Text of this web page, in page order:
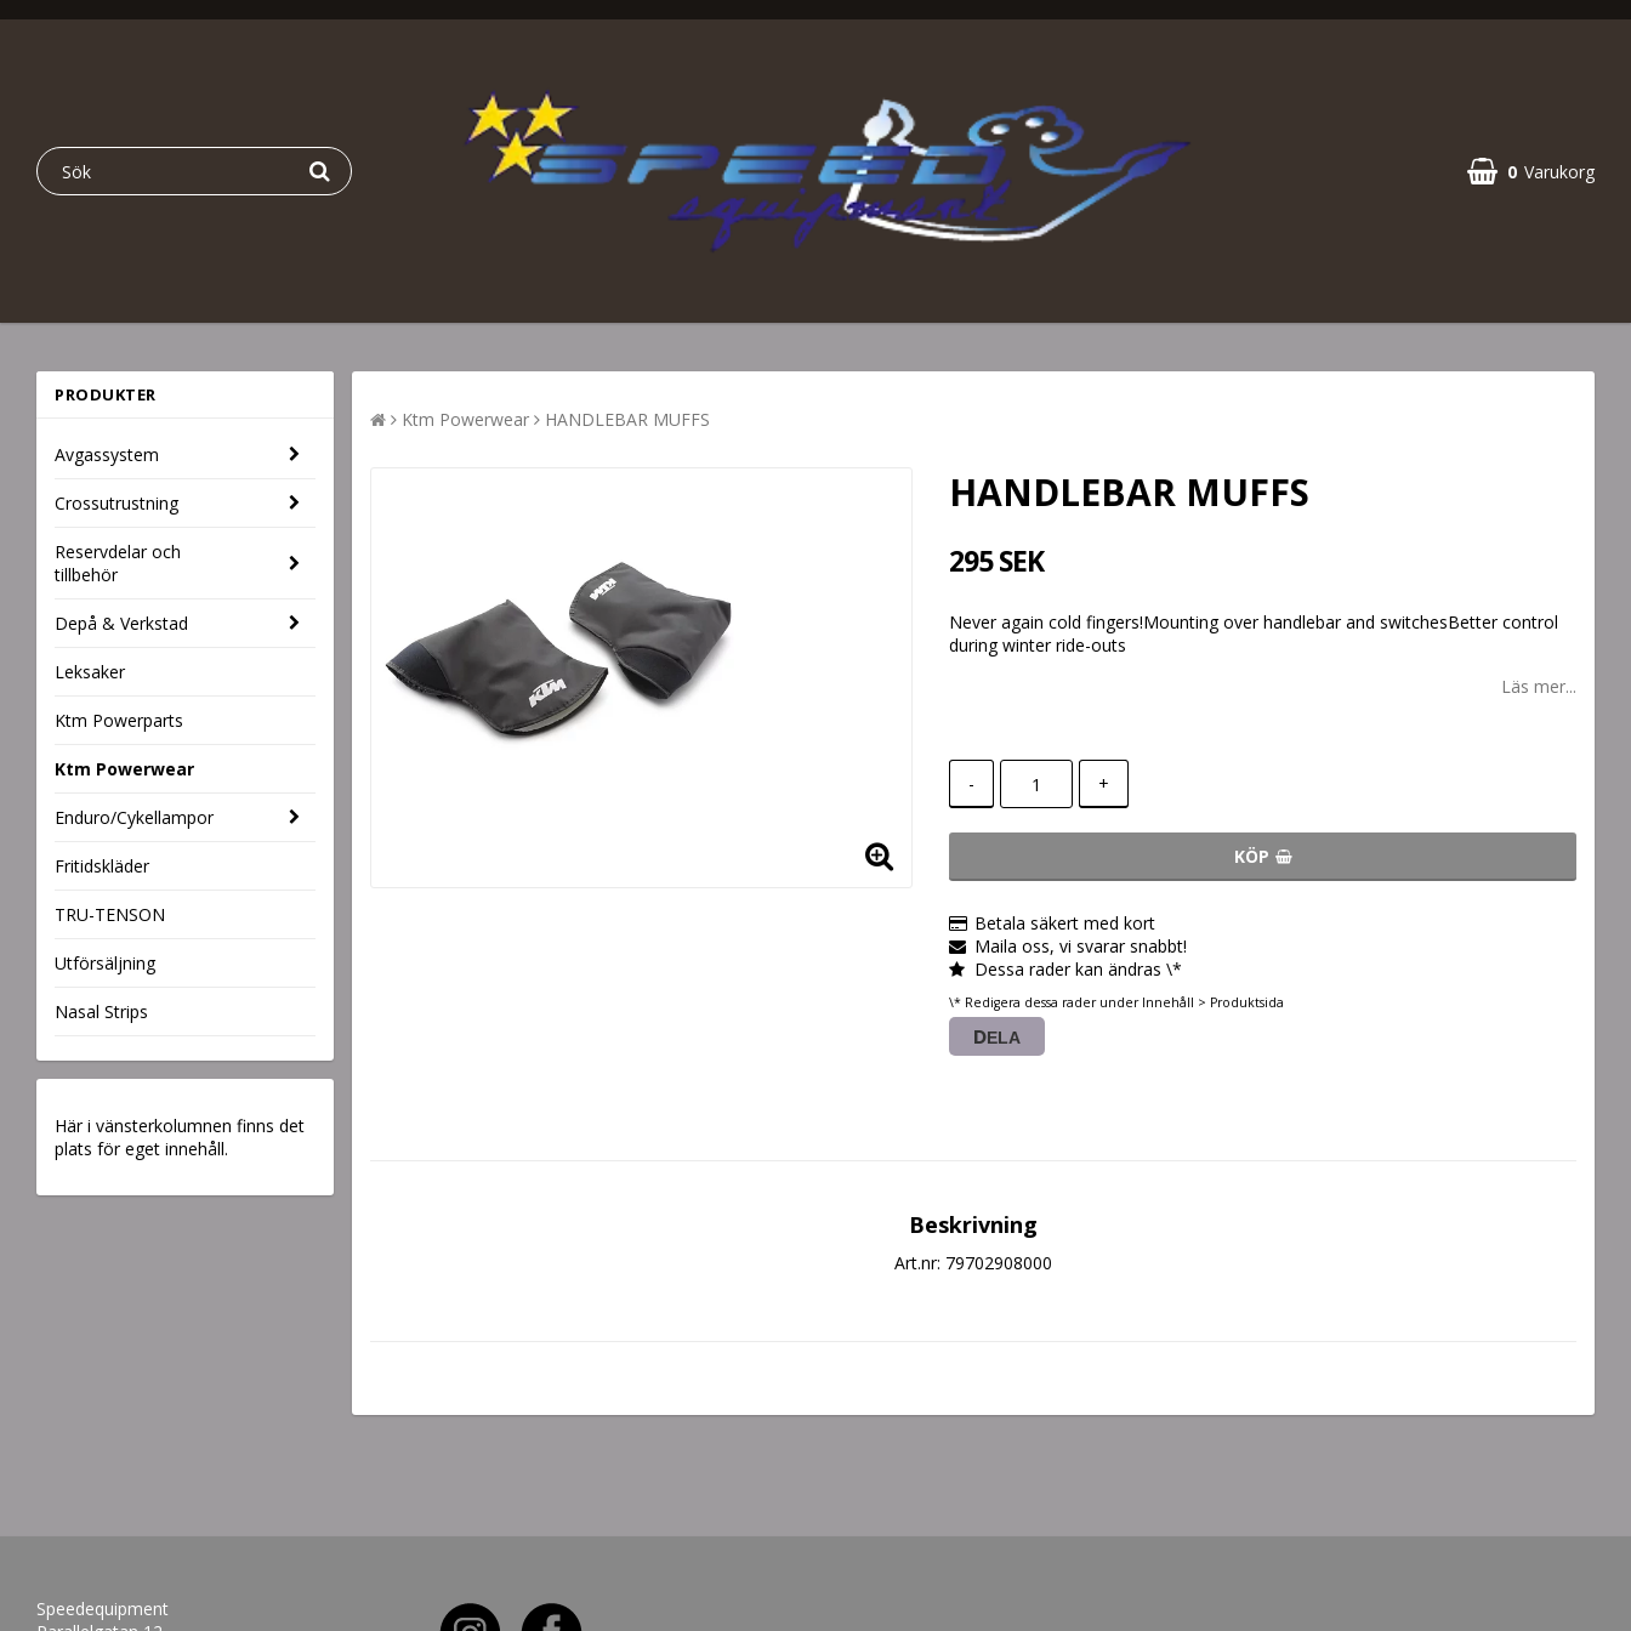
0 Varukorg
PRODUKTER
Avgassystem
Crossutrustning
Reservdelar och
tillbehör
Depå & Verkstad
Leksaker
Ktm Powerparts
Ktm Powerwear
Enduro/Cykellampor
Fritidskläder
TRU-TENSON
Utförsäljning
Nasal Strips
Här i vänsterkolumnen finns det
plats för eget innehåll.
Ktm Powerwear HANDLEBAR MUFFS
HANDLEBAR MUFFS
295 SEK
Never again cold fingers!Mounting over handlebar and switchesBetter control
during winter ride-outs
Läs mer...
- +
KÖP
Betala säkert med kort
Maila oss, vi svarar snabbt!
Dessa rader kan ändras \*
\* Redigera dessa rader under Innehåll > Produktsida
DELA
Beskrivning
Art.nr: 79702908000
Speedequipment